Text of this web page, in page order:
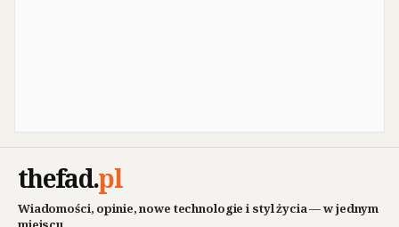
thefad.pl
Wiadomości, opinie, nowe technologie i styl życia — w jednym